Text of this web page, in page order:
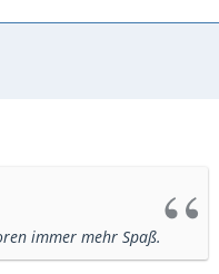
immer mehr Spaß.